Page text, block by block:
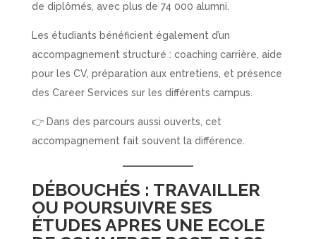
de diplômés, avec plus de 74 000 alumni.
Les étudiants bénéficient également d’un
accompagnement structuré : coaching carrière, aide
pour les CV, préparation aux entretiens, et présence
des Career Services sur les différents campus.
👉 Dans des parcours aussi ouverts, cet
accompagnement fait souvent la différence.
DÉBOUCHÉS : TRAVAILLER
OU POURSUIVRE SES
ÉTUDES APRES UNE ECOLE